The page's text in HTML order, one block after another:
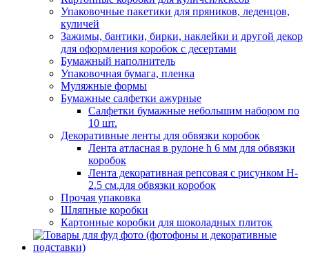
Упаковочные пакетики для пряников, леденцов,
куличей
Зажимы, бантики, бирки, наклейки и другой декор
для оформления коробок с десертами
Бумажный наполнитель
Упаковочная бумага, пленка
Муляжные формы
Бумажные салфетки ажурные
Салфетки бумажные небольшим набором по
10 шт.
Декоративные ленты для обвязки коробок
Лента атласная в рулоне h 6 мм для обвязки
коробок
Лента декоративная репсовая с рисунком H-
2.5 см.для обвязки коробок
Прочая упаковка
Шляпные коробки
Картонные коробки для шоколадных плиток